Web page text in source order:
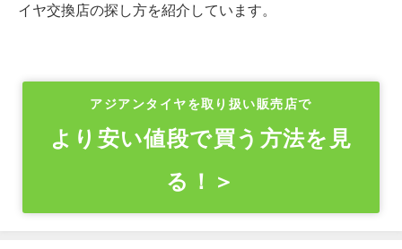
イヤ交換店の探し方を紹介しています。
アジアンタイヤを取り扱い販売店で
より安い値段で買う方法を見
る！＞